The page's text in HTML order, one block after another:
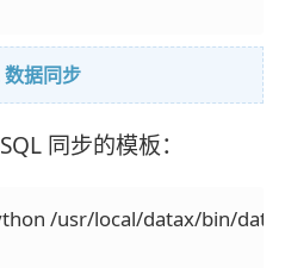
据同步
同步的模板：
/usr/local/datax/bin/